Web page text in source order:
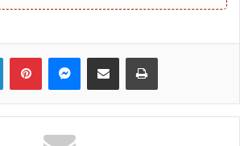
LinkedInPinterestMessenger
Share via Email Print